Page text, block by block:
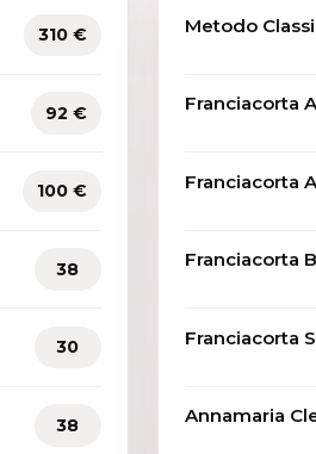
310 €
92 €
100 €
38
30
38
Metodo
Franciacorta
Franciacorta
Franciacorta
Franciacorta
Annamaria